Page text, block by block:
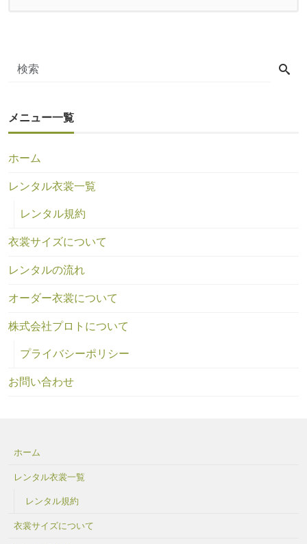
メニュー一覧
ホーム
レンタル衣裳一覧
レンタル規約
衣裳サイズについて
レンタルの流れ
オーダー衣裳について
株式会社プロトについて
プライバシーポリシー
お問い合わせ
ホーム
レンタル衣裳一覧
レンタル規約
衣裳サイズについて